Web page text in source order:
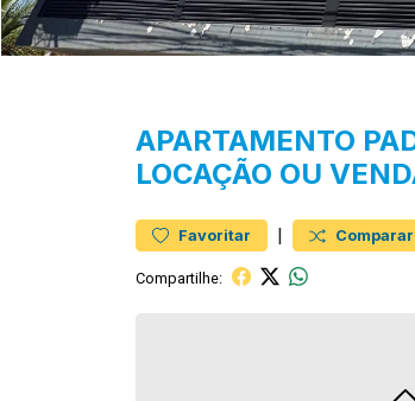
APARTAMENTO
LOCAÇÃO OU
Favoritar | Comparar
Compartilhe: